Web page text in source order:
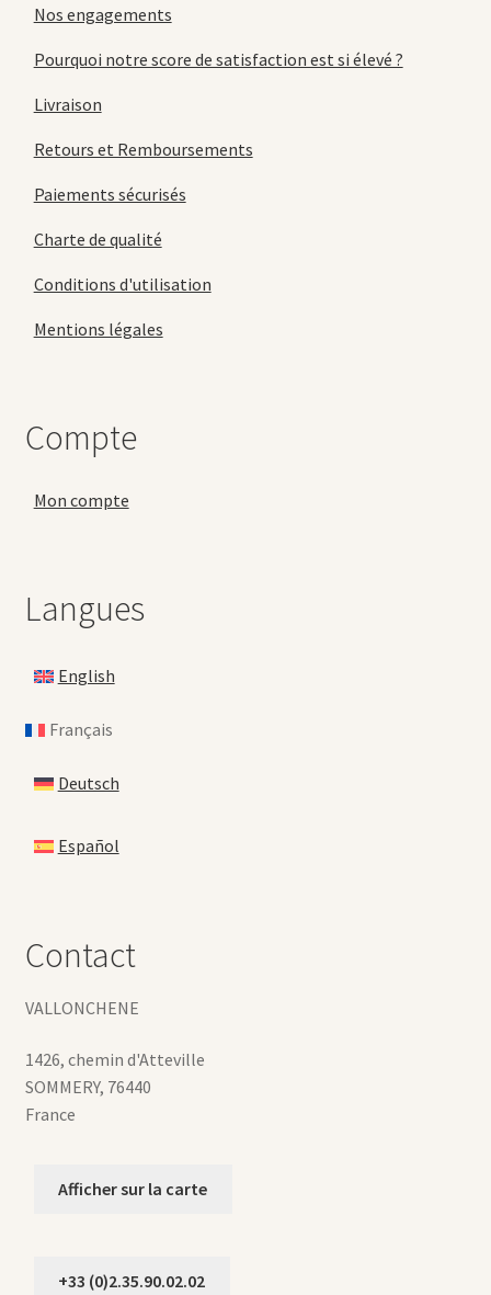
Nos engagements
Pourquoi notre score de satisfaction est si élevé ?
Livraison
Retours et Remboursements
Paiements sécurisés
Charte de qualité
Conditions d'utilisation
Mentions légales
Compte
Mon compte
Langues
English
Français
Deutsch
Español
Contact
VALLONCHENE
1426, chemin d'Atteville
SOMMERY, 76440
France
Afficher sur la carte
+33 (0)2.35.90.02.02